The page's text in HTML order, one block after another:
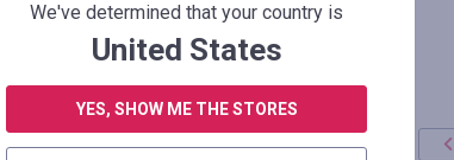
ОСТАВИТЬ ОТЗЫВ
We've determined that your country is
United States
YES, SHOW ME THE STORES